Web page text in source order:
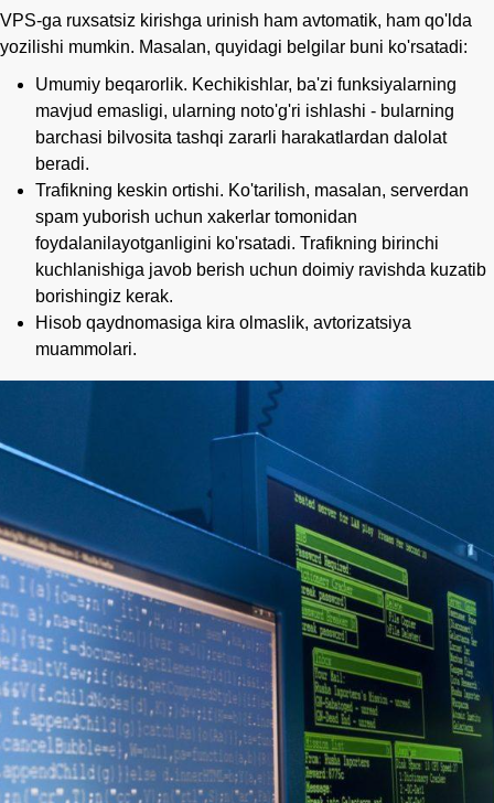
VPS-ga ruxsatsiz kirishga urinish ham avtomatik, ham qo'lda
yozilishi mumkin. Masalan, quyidagi belgilar buni ko'rsatadi:
Umumiy beqarorlik. Kechikishlar, ba'zi funksiyalarning
mavjud emasligi, ularning noto'g'ri ishlashi - bularning
barchasi bilvosita tashqi zararli harakatlardan dalolat
beradi.
Trafikning keskin ortishi. Ko'tarilish, masalan, serverdan
spam yuborish uchun xakerlar tomonidan
foydalanilayotganligini ko'rsatadi. Trafikning birinchi
kuchlanishiga javob berish uchun doimiy ravishda kuzatib
borishingiz kerak.
Hisob qaydnomasiga kira olmaslik, avtorizatsiya
muammolari.